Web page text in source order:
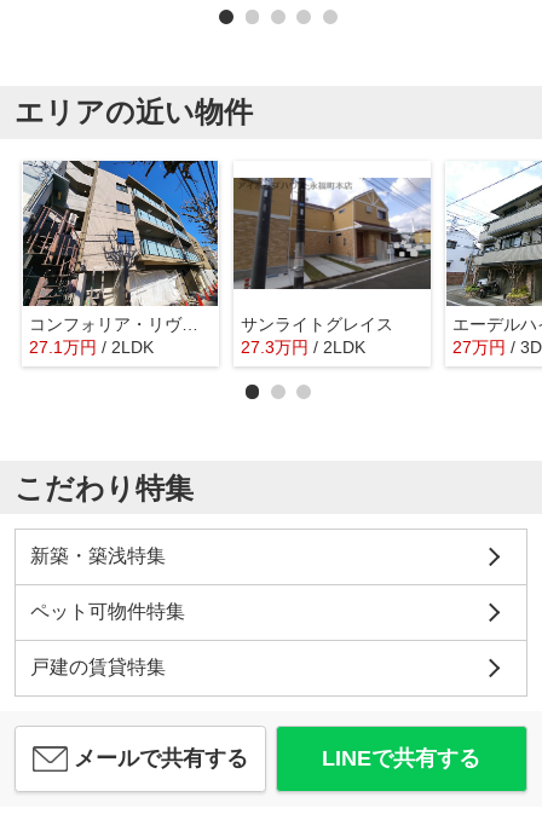
エリアの近い物件
コンフォリア・リヴ永福町
27.1万円 / 2LDK
サンライトグレイス
27.3万円 / 2LDK
エーデルハ
27万円 /
こだわり特集
新築・築浅特集
ペット可物件特集
戸建の賃貸特集
メールで共有する LINEで共有する